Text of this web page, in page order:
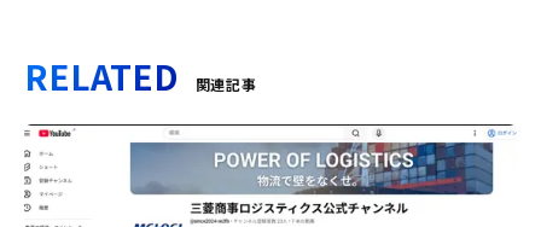
RELATED 関連記事